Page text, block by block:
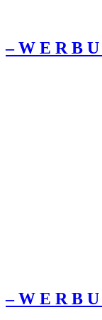
– W Ε R Β
– W Ε R Β